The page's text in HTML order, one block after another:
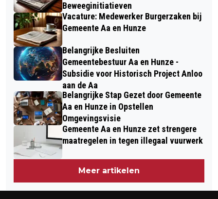
Beweeginitiatieven
Vacature: Medewerker Burgerzaken bij
Gemeente Aa en Hunze
Belangrijke Besluiten
Gemeentebestuur Aa en Hunze -
Subsidie voor Historisch Project Anloo
aan de Aa
Belangrijke Stap Gezet door Gemeente
Aa en Hunze in Opstellen
Omgevingsvisie
Gemeente Aa en Hunze zet strengere
maatregelen in tegen illegaal vuurwerk
Meer artikelen